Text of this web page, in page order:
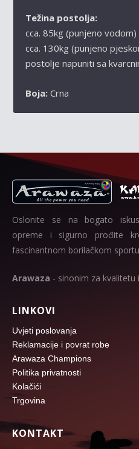
Težina postolja:
cca. 85kg (punjeno vodom)
cca. 130kg (punjeno
postolje napuniti sa
Boja: Crna
Oslonite se na bogato
opreme i sigurno prođite
fascinantnom borilačkom
Arawaza - sinonim za kvalitetu
LINKOVI
Uvjeti poslovanja
Reklamacije i povrat robe
Arawaza Champions
Politika privatnosti
Kolačići
Trgovina
KONTAKT